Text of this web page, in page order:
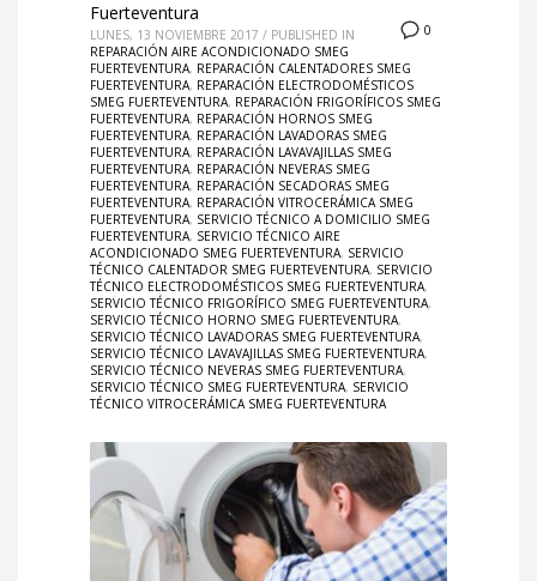
0
Fuerteventura
LUNES, 13 NOVIEMBRE 2017 / PUBLISHED IN
REPARACIÓN AIRE ACONDICIONADO SMEG
FUERTEVENTURA, REPARACIÓN CALENTADORES SMEG
FUERTEVENTURA, REPARACIÓN ELECTRODOMÉSTICOS
SMEG FUERTEVENTURA, REPARACIÓN FRIGORÍFICOS SMEG
FUERTEVENTURA, REPARACIÓN HORNOS SMEG
FUERTEVENTURA, REPARACIÓN LAVADORAS SMEG
FUERTEVENTURA, REPARACIÓN LAVAVAJILLAS SMEG
FUERTEVENTURA, REPARACIÓN NEVERAS SMEG
FUERTEVENTURA, REPARACIÓN SECADORAS SMEG
FUERTEVENTURA, REPARACIÓN VITROCERÁMICA SMEG
FUERTEVENTURA, SERVICIO TÉCNICO A DOMICILIO SMEG
FUERTEVENTURA, SERVICIO TÉCNICO AIRE
ACONDICIONADO SMEG FUERTEVENTURA, SERVICIO
TÉCNICO CALENTADOR SMEG FUERTEVENTURA, SERVICIO
TÉCNICO ELECTRODOMÉSTICOS SMEG FUERTEVENTURA,
SERVICIO TÉCNICO FRIGORÍFICO SMEG FUERTEVENTURA,
SERVICIO TÉCNICO HORNO SMEG FUERTEVENTURA,
SERVICIO TÉCNICO LAVADORAS SMEG FUERTEVENTURA,
SERVICIO TÉCNICO LAVAVAJILLAS SMEG FUERTEVENTURA,
SERVICIO TÉCNICO NEVERAS SMEG FUERTEVENTURA,
SERVICIO TÉCNICO SMEG FUERTEVENTURA, SERVICIO
TÉCNICO VITROCERÁMICA SMEG FUERTEVENTURA